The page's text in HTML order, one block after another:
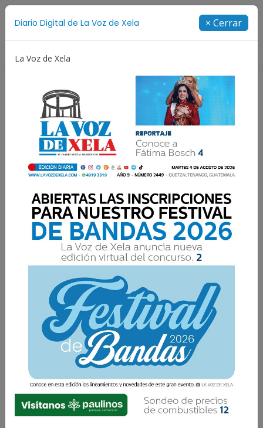
Diario Digital de La Voz de Xela × Cerrar
La Voz de Xela
Conoce esta historia, hoy
es el Día Mundial del
Prematuro
Marleny Mejía Franco 17 Noviembre 2022 18:34
Comparte